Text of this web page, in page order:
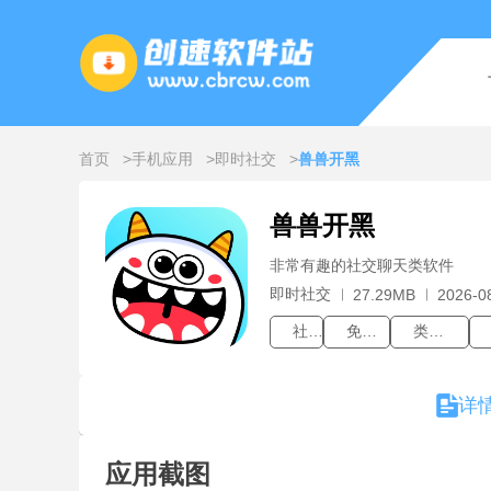
首页 手机应用 即时社交 兽兽开黑
兽兽开黑
非常有趣的社交聊天类软件
即时社交
27.29MB 2026-
类似qq的聊天软件
详
应用截图